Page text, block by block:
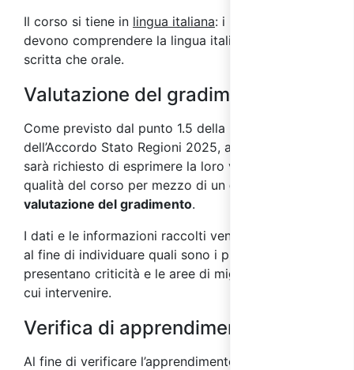
Il corso si tiene in lingua italiana: i partecipanti
devono comprendere la lingua italiana sia in forma
scritta che orale.
Valutazione del gradimento
Come previsto dal punto 1.5 della parte IV
dell’Accordo Stato Regioni 2025, ai partecipanti
sarà richiesto di esprimere la loro valutazione sulla
qualità del corso per mezzo di un questionario di
valutazione del gradimento.
I dati e le informazioni raccolti vengono analizzati
al fine di individuare quali sono i processi che
presentano criticità e le aree di miglioramento su
cui intervenire.
Verifica di apprendimento
Al fine di verificare l’apprendimento, come previsto